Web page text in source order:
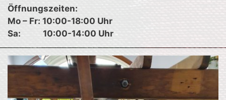
Öffnungszeiten:
Mo – Fr: 10:00-18:00 Uhr
Sa: 10:00-14:00 Uhr